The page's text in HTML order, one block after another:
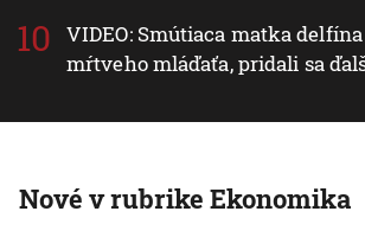
VIDEO: Smútiaca matka
mŕtveho mláďaťa, pridali sa
Nové v rubrike Ekonomika